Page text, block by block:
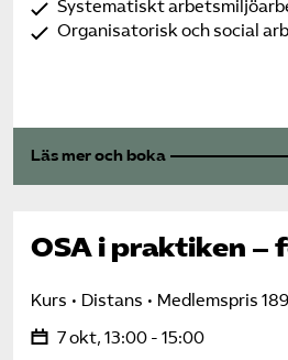
Systematiskt
Organisatorisk och social
Läs mer och boka
OSA i praktiken –
Kurs Distans
Medlemspris
7 okt, 13:00 - 15:00